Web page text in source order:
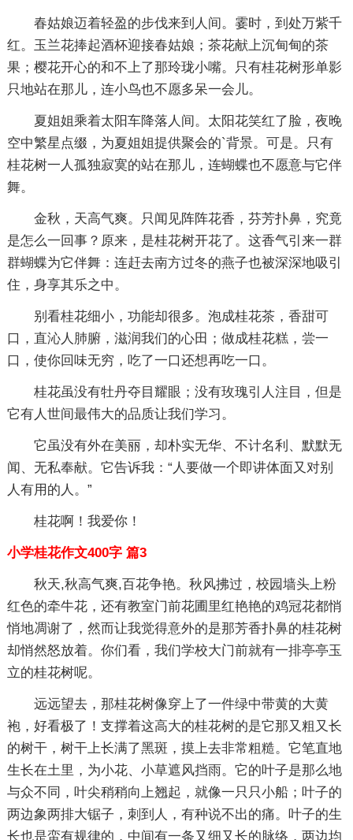
春姑娘迈着轻盈的步伐来到人间。霎时，到处万紫千
红。玉兰花捧起酒杯迎接春姑娘；茶花献上沉甸甸的茶
果；樱花开心的和不上了那玲珑小嘴。只有桂花树形单影
只地站在那儿，连小鸟也不愿多呆一会儿。
夏姐姐乘着太阳车降落人间。太阳花笑红了脸，夜晚
空中繁星点缀，为夏姐姐提供聚会的`背景。可是。只有
桂花树一人孤独寂寞的站在那儿，连蝴蝶也不愿意与它伴
舞。
金秋，天高气爽。只闻见阵阵花香，芬芳扑鼻，究竟
是怎么一回事？原来，是桂花树开花了。这香气引来一群
群蝴蝶为它伴舞：连赶去南方过冬的燕子也被深深地吸引
住，身享其乐之中。
别看桂花细小，功能却很多。泡成桂花茶，香甜可
口，直沁人肺腑，滋润我们的心田；做成桂花糕，尝一
口，使你回味无穷，吃了一口还想再吃一口。
桂花虽没有牡丹夺目耀眼；没有玫瑰引人注目，但是
它有人世间最伟大的品质让我们学习。
它虽没有外在美丽，却朴实无华、不计名利、默默无
闻、无私奉献。它告诉我：“人要做一个即讲体面又对别
人有用的人。”
桂花啊！我爱你！
小学桂花作文400字 篇3
秋天,秋高气爽,百花争艳。秋风拂过，校园墙头上粉
红色的牵牛花，还有教室门前花圃里红艳艳的鸡冠花都悄
悄地凋谢了，然而让我觉得意外的是那芳香扑鼻的桂花树
却悄然怒放着。你们看，我们学校大门前就有一排亭亭玉
立的桂花树呢。
远远望去，那桂花树像穿上了一件绿中带黄的大黄
袍，好看极了！支撑着这高大的桂花树的是它那又粗又长
的树干，树干上长满了黑斑，摸上去非常粗糙。它笔直地
生长在土里，为小花、小草遮风挡雨。它的叶子是那么地
与众不同，叶尖稍稍向上翘起，就像一只只小船；叶子的
两边象两排大锯子，刺到人，有种说不出的痛。叶子的生
长也是蛮有规律的，中间有一条又细又长的脉络，两边均